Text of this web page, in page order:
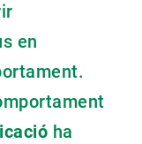
en
ha